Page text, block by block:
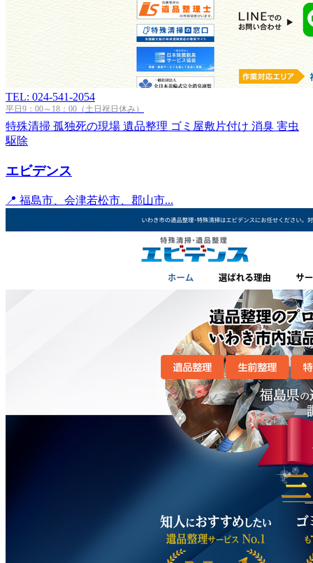
TEL: 024-541-2054
平日9：00～18：00（土日祝日休み）
特殊清掃 孤独死の現場 遺品整理 ゴミ屋敷片付け 消臭 害虫
駆除
エビデンス
📍 福島市、会津若松市、郡山市...